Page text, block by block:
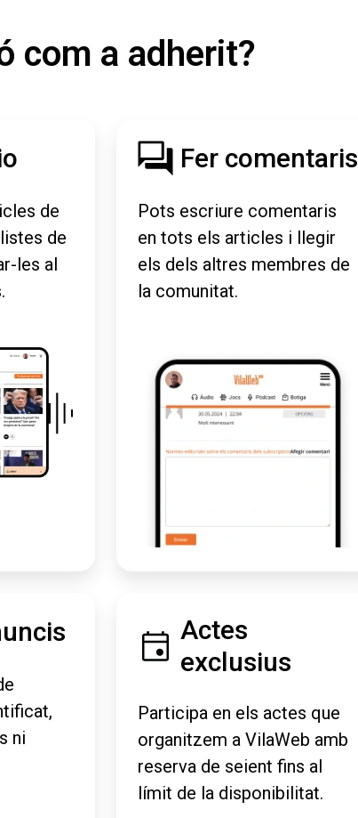
com a adherit?
de
de
les al
Fer comentaris
Pots escriure comentaris
en tots els articles i llegir
els dels altres membres de
la comunitat.
ni
Actes
exclusius
Participa en els actes que
organitzem a VilaWeb amb
reserva de seient fins al
límit de la disponibilitat.